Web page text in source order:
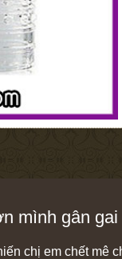
mình gân gai
chị em chết mê